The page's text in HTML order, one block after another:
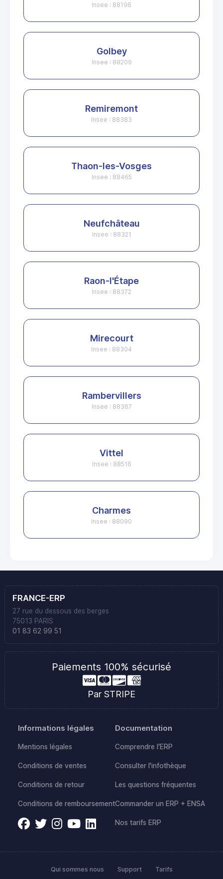
Insee : 88196
Golbey
Insee : 88209
Remiremont
Insee : 88383
Thaon-les-Vosges
Insee : 88465
Neufchâteau
Insee : 88321
Raon-l'Étape
Insee : 88372
Mirecourt
Insee : 88304
Rambervillers
Insee : 88367
Vittel
Insee : 88516
Charmes
Insee : 88090
FRANCE-ERP
27 rue du dessous des berges
75013 PARIS
01 83 62 99 51
Paiements 100% sécurisé
Par STRIPE
Informations légales
Mentions légales
Conditions de ventes
Conditions de retour
Conditions de remboursement
Documentation
Comprendre l'ERP
Consulter l'infothèque
Les questions fréquentes
Commander un ERP + ENSA
Nos tarifs ERP
Qui sommes nous Support Tarifs